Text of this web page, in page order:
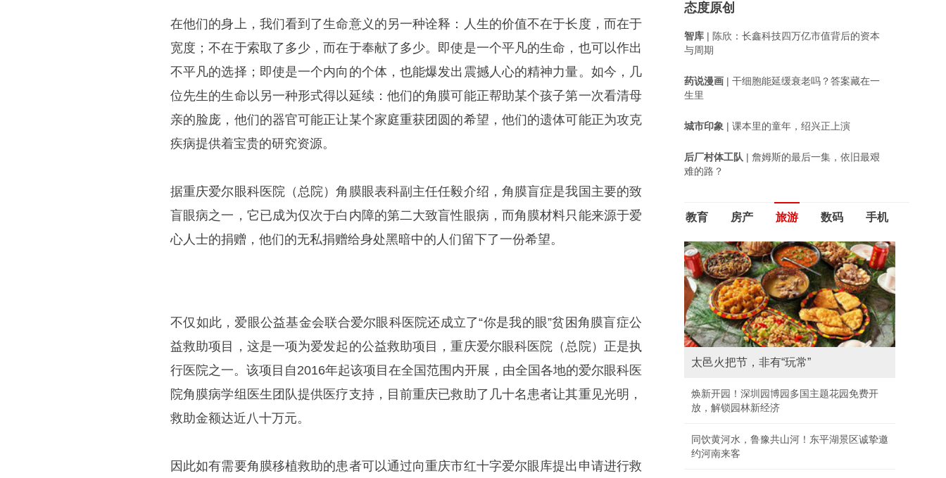
在他们的身上，我们看到了生命意义的另一种诠释：人生的价值不在于长度，而在于
宽度；不在于索取了多少，而在于奉献了多少。即使是一个平凡的生命，也可以作出
不平凡的选择；即使是一个内向的个体，也能爆发出震撼人心的精神力量。如今，几
位先生的生命以另一种形式得以延续：他们的角膜可能正帮助某个孩子第一次看清母
亲的脸庞，他们的器官可能正让某个家庭重获团圆的希望，他们的遗体可能正为攻克
疾病提供着宝贵的研究资源。
据重庆爱尔眼科医院（总院）角膜眼表科副主任任毅介绍，角膜盲症是我国主要的致
盲眼病之一，它已成为仅次于白内障的第二大致盲性眼病，而角膜材料只能来源于爱
心人士的捐赠，他们的无私捐赠给身处黑暗中的人们留下了一份希望。
不仅如此，爱眼公益基金会联合爱尔眼科医院还成立了“你是我的眼”贫困角膜盲症公
益救助项目，这是一项为爱发起的公益救助项目，重庆爱尔眼科医院（总院）正是执
行医院之一。该项目自2016年起该项目在全国范围内开展，由全国各地的爱尔眼科医
院角膜病学组医生团队提供医疗支持，目前重庆已救助了几十名患者让其重见光明，
救助金额达近八十万元。
因此如有需要角膜移植救助的患者可以通过向重庆市红十字爱尔眼库提出申请进行救
态度原创
智库 | 陈欣：长鑫科技四万亿市值背后的资本
与周期
药说漫画 | 干细胞能延缓衰老吗？答案藏在一
生里
城市印象 | 课本里的童年，绍兴正上演
后厂村体工队 | 詹姆斯的最后一集，依旧最艰
难的路？
教育 房产 旅游 数码 手机
苹果旗舰台式机Mac Pro迎来20周年纪
Google首款蓝牙追踪器或于8月12日面世 加
AOC推出三模高刷曲面显示器：支持HD